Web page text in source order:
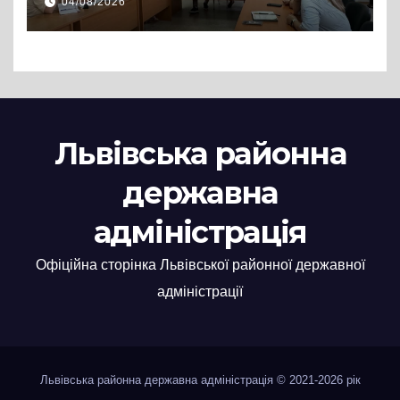
нові заяви
Львівська районна
державна
адміністрація
Офіційна сторінка Львівської районної державної
адміністрації
Львівська районна державна адміністрація © 2021-2026 рік